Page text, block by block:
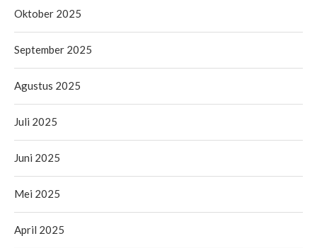
Oktober 2025
September 2025
Agustus 2025
Juli 2025
Juni 2025
Mei 2025
April 2025